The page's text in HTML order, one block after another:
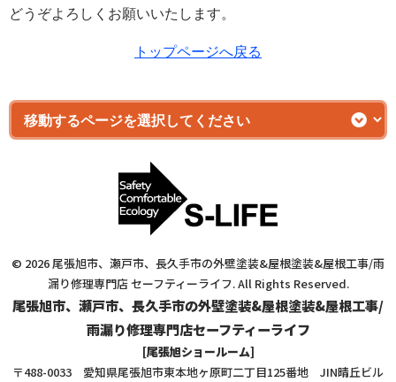
どうぞよろしくお願いいたします。
トップページへ戻る
© 2026 尾張旭市、瀬戸市、長久手市の外壁塗装&屋根塗装&屋根工事/雨
漏り修理専門店 セーフティーライフ. All Rights Reserved.
尾張旭市、瀬戸市、長久手市の外壁塗装&屋根塗装&屋根工事/
雨漏り修理専門店セーフティーライフ
[尾張旭ショールーム]
〒488-0033 愛知県尾張旭市東本地ヶ原町二丁目125番地 JIN晴丘ビル